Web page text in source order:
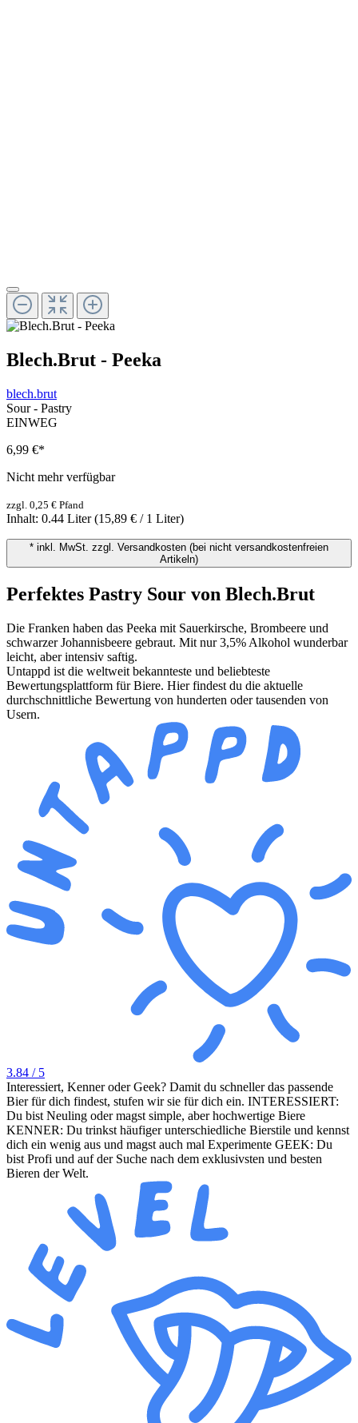
Blech.Brut - Peeka
blech.brut
Sour - Pastry
EINWEG
6,99 €*
Nicht mehr verfügbar
zzgl. 0,25 € Pfand
Inhalt: 0.44 Liter(15,89 € / 1 Liter)
* inkl. MwSt. zzgl. Versandkosten (bei nicht versandkostenfreien
Artikeln)
Perfektes Pastry Sour von Blech.Brut
Die Franken haben das Peeka mit Sauerkirsche, Brombeere und
schwarzer Johannisbeere gebraut. Mit nur 3,5% Alkohol wunderbar
leicht, aber intensiv saftig.
Untappd ist die weltweit bekannteste und beliebteste
Bewertungsplattform für Biere. Hier findest du die aktuelle
durchschnittliche Bewertung von hunderten oder tausenden von
Usern.
3.84 / 5
Interessiert, Kenner oder Geek? Damit du schneller das passende
Bier für dich findest, stufen wir sie für dich ein. INTERESSIERT:
Du bist Neuling oder magst simple, aber hochwertige Biere
KENNER: Du trinkst häufiger unterschiedliche Bierstile und kennst
dich ein wenig aus und magst auch mal Experimente GEEK: Du
bist Profi und auf der Suche nach dem exklusivsten und besten
Bieren der Welt.